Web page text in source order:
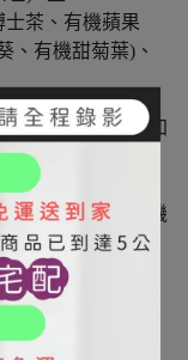
茶、有機蘋果
、有機甜菊葉)、
的蜜桃香，再添加
與豐富層次，除
料，取得慈心有機